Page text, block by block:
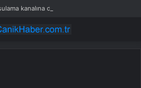
kanalına düştü